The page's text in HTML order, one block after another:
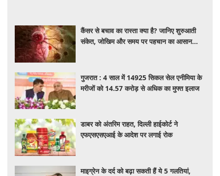
कैंसर से बचाव का रास्ता क्या है? जानिए शुरुआती
संकेत, जोखिम और समय पर पहचान का आसान
गुजरात : 4 साल में 14925 सिकल सेल एनीमिया के
मरीजों को 14.57 करोड़ से अधिक का मुफ्त इलाज
डाबर को अंतरिम राहत, दिल्ली हाईकोर्ट ने
एफएसएसएआई के आदेश पर लगाई रोक
माइग्रेन के दर्द को बढ़ा सकती हैं ये 5 गलतियां,